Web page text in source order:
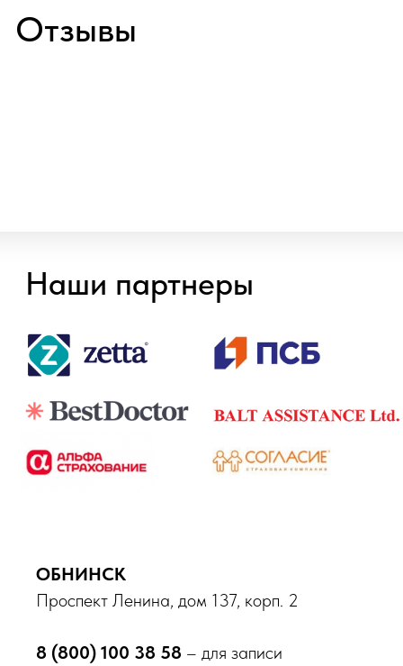
ОБНИНСК
Проспект Ленина, дом 137, корп. 2
8 (800) 100 38 58 – для записи
Онлайн запись
Обнинск
пр-кт Ленина, д. 137, корп. 2